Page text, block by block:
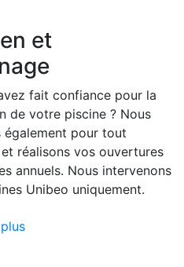
et
fait confiance pour la
de votre piscine ? Nous
également pour tout
réalisons vos ouvertures
annuels. Nous intervenons
Unibeo uniquement.